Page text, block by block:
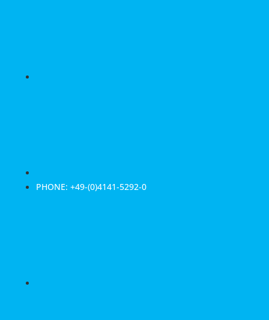
PHONE: +49-(0)4141-5292-0